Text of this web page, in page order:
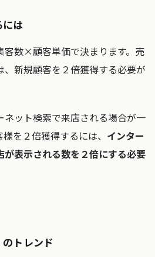
は
客数×顧客単価で決まります。売
新規顧客を２倍獲得する必要が
ット検索で来店される場合が一
を２倍獲得するには、 インター
が表示される数を２倍にする必要
のトレンド